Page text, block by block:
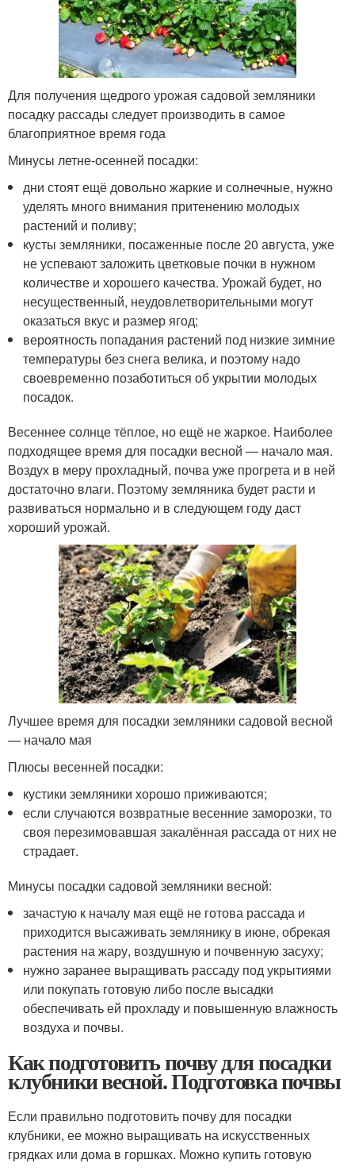
Для получения щедрого урожая садовой земляники
посадку рассады следует производить в самое
благоприятное время года
Минусы летне-осенней посадки:
дни стоят ещё довольно жаркие и солнечные, нужно
уделять много внимания притенению молодых
растений и поливу;
кусты земляники, посаженные после 20 августа, уже
не успевают заложить цветковые почки в нужном
количестве и хорошего качества. Урожай будет, но
несущественный, неудовлетворительными могут
оказаться вкус и размер ягод;
вероятность попадания растений под низкие зимние
температуры без снега велика, и поэтому надо
своевременно позаботиться об укрытии молодых
посадок.
Весеннее солнце тёплое, но ещё не жаркое. Наиболее
подходящее время для посадки весной — начало мая.
Воздух в меру прохладный, почва уже прогрета и в ней
достаточно влаги. Поэтому земляника будет расти и
развиваться нормально и в следующем году даст
хороший урожай.
Лучшее время для посадки земляники садовой весной
— начало мая
Плюсы весенней посадки:
кустики земляники хорошо приживаются;
если случаются возвратные весенние заморозки, то
своя перезимовавшая закалённая рассада от них не
страдает.
Минусы посадки садовой земляники весной:
зачастую к началу мая ещё не готова рассада и
приходится высаживать землянику в июне, обрекая
растения на жару, воздушную и почвенную засуху;
нужно заранее выращивать рассаду под укрытиями
или покупать готовую либо после высадки
обеспечивать ей прохладу и повышенную влажность
воздуха и почвы.
Как подготовить почву для посадки
клубники весной. Подготовка почвы
Если правильно подготовить почву для посадки
клубники, ее можно выращивать на искусственных
грядках или дома в горшках. Можно купить готовую